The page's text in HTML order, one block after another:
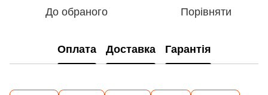
До обраного Порівняти
Оплата Доставка Гарантія